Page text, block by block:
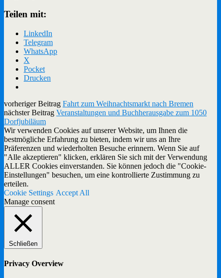
Teilen mit:
LinkedIn
Telegram
WhatsApp
X
Pocket
Drucken
vorheriger Beitrag Fahrt zum Weihnachtsmarkt nach Bremen
nächster Beitrag Veranstaltungen und Buchherausgabe zum 1050
Dorfjubiläum
Wir verwenden Cookies auf unserer Website, um Ihnen die
bestmögliche Erfahrung zu bieten, indem wir uns an Ihre
Präferenzen und wiederholten Besuche erinnern. Wenn Sie auf
"Alle akzeptieren" klicken, erklären Sie sich mit der Verwendung
ALLER Cookies einverstanden. Sie können jedoch die "Cookie-
Einstellungen" besuchen, um eine kontrollierte Zustimmung zu
erteilen.
Cookie Settings Accept All
Manage consent
Schließen
Privacy Overview